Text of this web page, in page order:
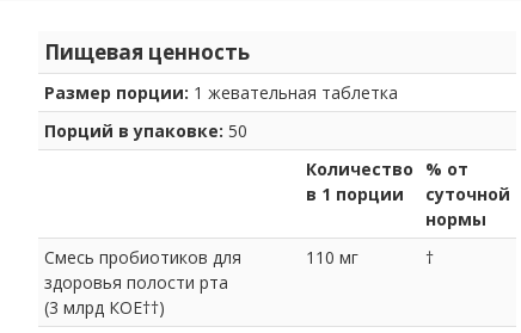
Пищевая ценность
Размер порции: 1 жевательная таблетка
Порций в упаковке: 50
Количество
в 1 порции
% от
суточной
нормы
Смесь пробиотиков для
здоровья полости рта
(3 млрд КОЕ††)
110 мг †